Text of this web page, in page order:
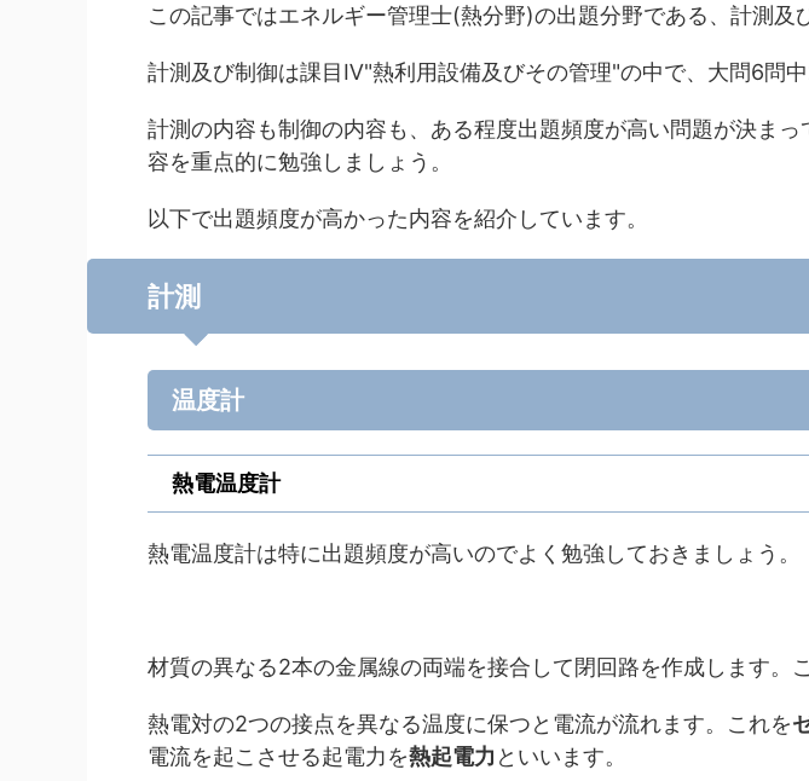
この記事ではエネルギー管理士(熱分野)の出題分野である、計測及
計測及び制御は課目Ⅳ"熱利用設備及びその管理"の中で、大問6問中
計測の内容も制御の内容も、ある程度出題頻度が高い問題が決ま
容を重点的に勉強しましょう。
以下で出題頻度が高かった内容を紹介しています。
計測
温度計
熱電温度計
熱電温度計は特に出題頻度が高いのでよく勉強しておきましょう。
材質の異なる2本の金属線の両端を接合して閉回路を作成します。
熱電対の2つの接点を異なる温度に保つと電流が流れます。これを
電流を起こさせる起電力を熱起電力 といいます。